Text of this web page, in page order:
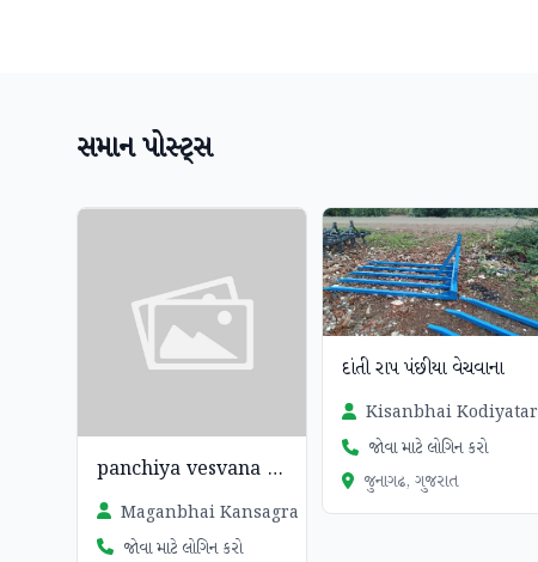
સમાન પોસ્ટ્સ
panchiya vesvana se4
Maganbhai Kansagra
જોવા માટે લોગિન કરો
ચકાસાયેલ
દાંતી રાપ પંછીયા વેચવાના
Kisanbhai Kodiyatar
જોવા માટે લોગિન કરો
જુનાગઢ, ગુજરાત